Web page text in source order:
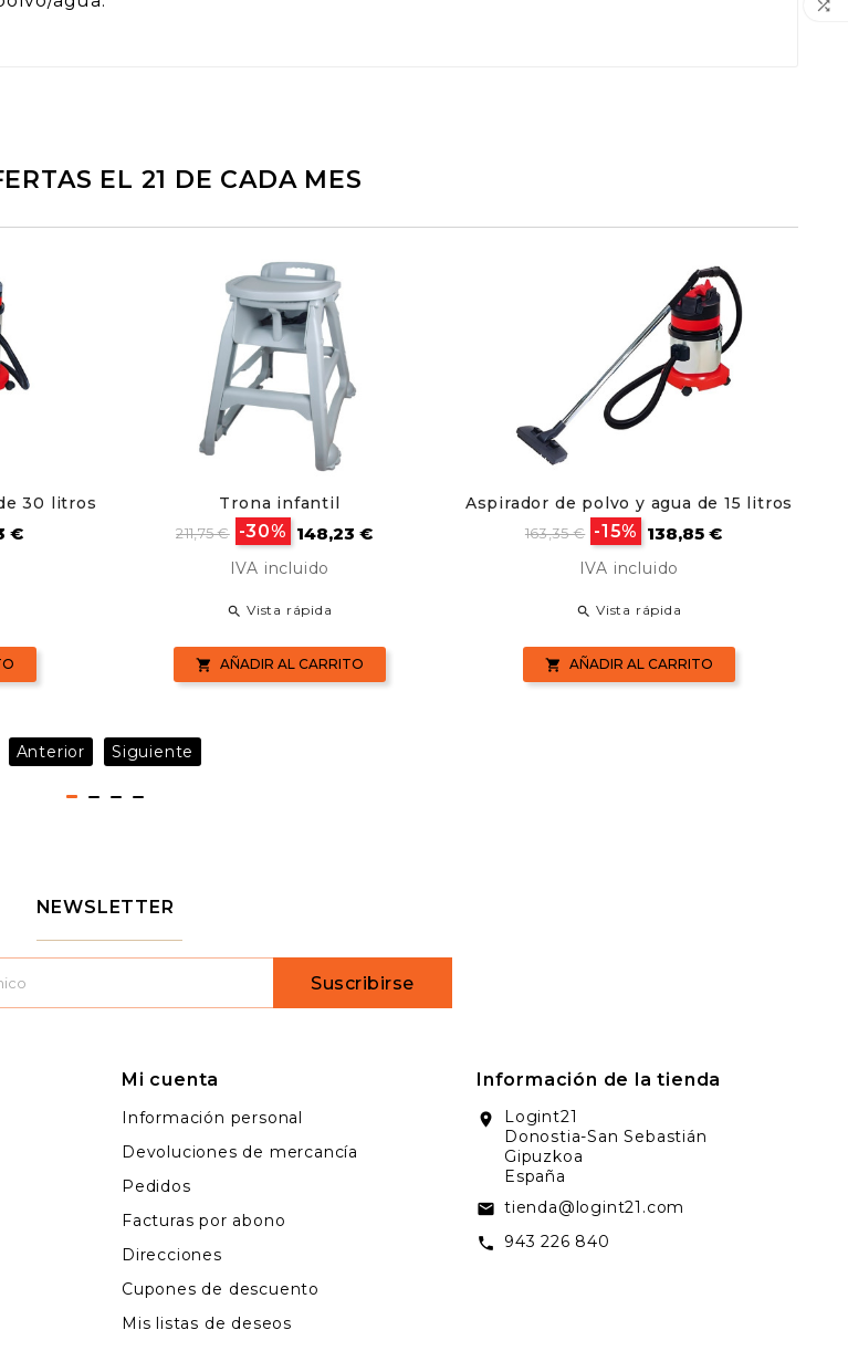
EL 21 DE CADA MES
30 litros
€
Trona infantil
Precio
211,75 € -30% Precio
148,23 €
IVA incluido
 Vista rápida
 AÑADIR AL CARRITO
Aspirador de polvo y agua de 15 litros
Precio
163,35 € -15% Precio
138,85 €
IVA incluido
 Vista rápida
 AÑADIR AL CARRITO
Anterior Siguiente
NEWSLETTER
Suscribirse
Mi cuenta
Información personal
Devoluciones de mercancía
Pedidos
Facturas por abono
Direcciones
Cupones de descuento
Mis listas de deseos
Información de la tienda
location_on
Logint21
Donostia-San Sebastián
Gipuzkoa
España
email tienda@logint21.com
call 943 226 840
